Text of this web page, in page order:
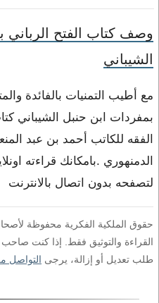
وصف كتاب الفتح الرباني
الشيباني
مع أطيب التمنيات بالفائدة
بمفردات ابن حنبل الشيباني
الفقه للكاتب أحمد بن عبد
الدمنهوري .بامكانك قراءته
لتصفحه بدون اتصال بالانترنت
حقوق الملكية الفكرية محفوظة
القراءة والتوثيق فقط. إذا كنت
طلب تعديل أو إزالة، يرجى التواصل